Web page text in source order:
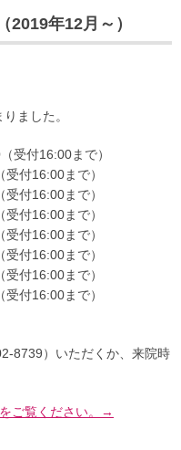
2019年12月～）
ました。
受付16:00まで）
付16:00まで）
付16:00まで）
付16:00まで）
付16:00まで）
付16:00まで）
付16:00まで）
付16:00まで）
8739）いただくか、来院時
ご覧ください。→